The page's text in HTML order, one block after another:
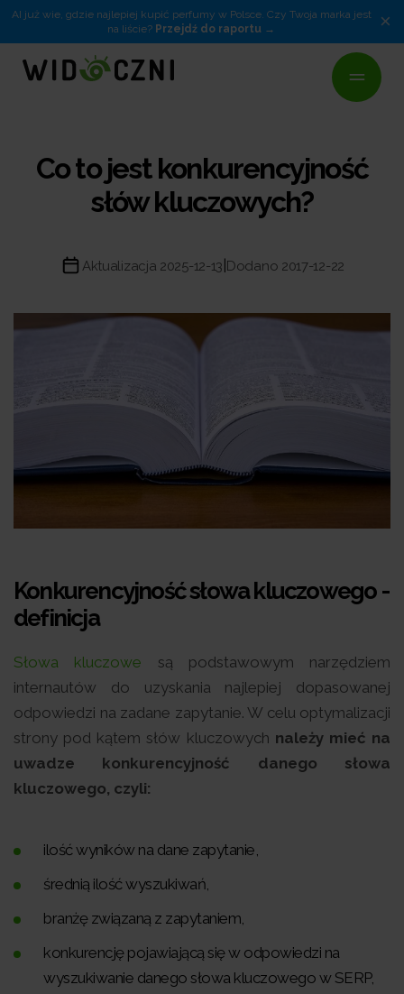
AI już wie, gdzie najlepiej kupić perfumy w Polsce. Czy Twoja marka jest
na liście? Przejdź do raportu ×
Co to jest konkurencyjność
słów kluczowych?
Aktualizacja 2025-12-13 Dodano 2017-12-22
Konkurencyjność słowa kluczowego -
definicja
Słowa kluczowe są podstawowym narzędziem
internautów do uzyskania najlepiej dopasowanej
odpowiedzi na zadane zapytanie. W celu optymalizacji
strony pod kątem słów kluczowych należy mieć na
uwadze konkurencyjność danego słowa
kluczowego, czyli:
ilość wyników na dane zapytanie,
średnią ilość wyszukiwań,
branżę związaną z zapytaniem,
konkurencję pojawiającą się w odpowiedzi na
wyszukiwanie danego słowa kluczowego w SERP,